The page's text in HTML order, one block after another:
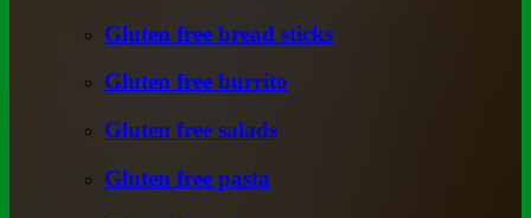
Gluten free bread sticks
Gluten free burrito
Gluten free salads
Gluten free pasta